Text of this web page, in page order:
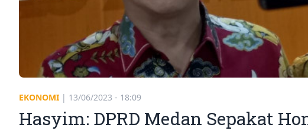
EKONOMI | 13/06/2023 - 18:09
Hasyim: DPRD Medan Sepakat